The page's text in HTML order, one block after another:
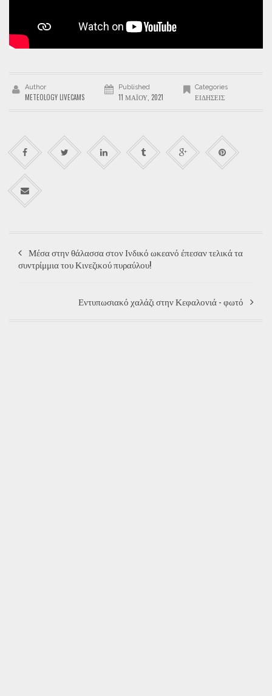
Author
METEOLOGY LIVECAMS
Published
11 ΜΑΪ́ΟΥ, 2021
Categories
ΕΙΔΉΣΕΙΣ
Μέσα στην θάλασσα στον Ινδικό ωκεανό έπεσαν τελικά τα
συντρίμμια του Κινεζικού πυραύλου!
Εντυπωσιακό χαλάζι στην Κεφαλονιά - φωτό